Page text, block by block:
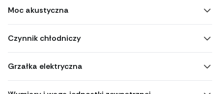
Moc akustyczna
Czynnik chłodniczy
Grzałka elektryczna